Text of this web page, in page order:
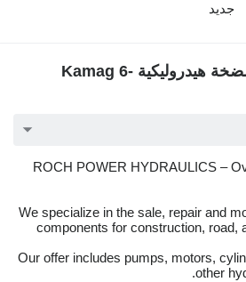
جديد
معلومات إضافية — مضخة هيدروليكية Kamag 6-
ROCH POWER HYDRAULICS –
We specialize in the sale, repair and
components for construction, road,
Our offer includes pumps, motors,
other